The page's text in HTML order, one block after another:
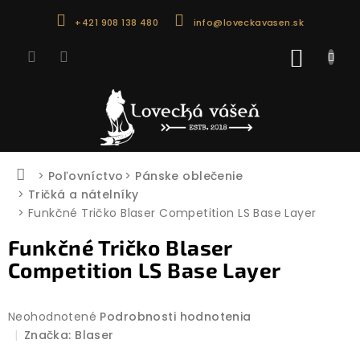
+421 908 138 480 info@loveckavasen.sk
Domov
Poľovníctvo
Pánske oblečenie
Tričká a nátelníky
Funkčné Tričko Blaser Competition LS Base Layer
Funkčné Tričko Blaser
Competition LS Base Layer
Priemerné
hodnotenie
Neohodnotené Podrobnosti hodnotenia
Značka: Blaser